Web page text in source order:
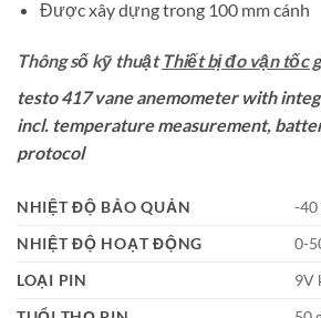
Được xây dựng trong 100 mm cánh
Thông số kỹ thuậtThiết bị đo vận tốc
testo 417 vane anemometer with
incl. temperature measurement,
protocol
NHIỆT ĐỘ BẢO QUẢN
-40
NHIỆT ĐỘ HOẠT ĐỘNG
0-
LOẠI PIN
9V